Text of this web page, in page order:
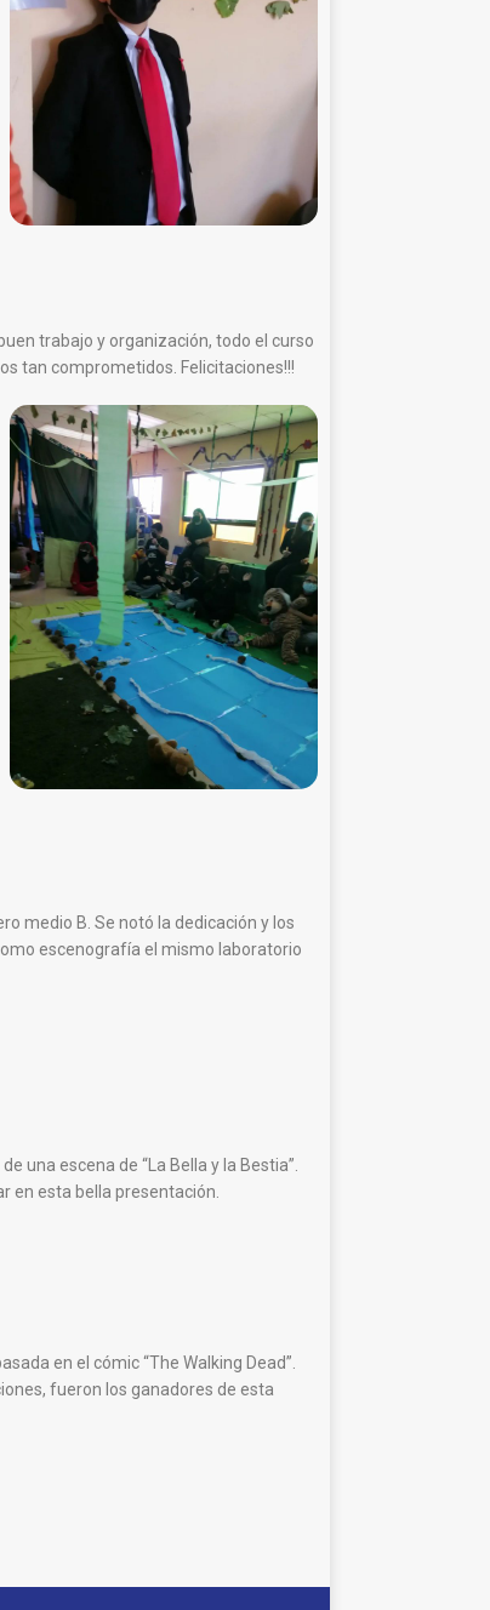
trabajo y organización, todo el curso
tan comprometidos. Felicitaciones!!!
medio B. Se notó la dedicación y los
escenografía el mismo laboratorio
una escena de “La Bella y la Bestia”.
en esta bella presentación.
en el cómic “The Walking Dead”.
fueron los ganadores de esta